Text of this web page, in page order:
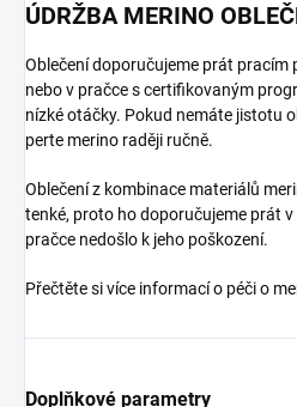
ÚDRŽBA MERINO
Oblečení doporučujeme prát pracím
nebo v pračce s certifikovaným
nízké otáčky. Pokud nemáte jistotu
perte merino raději ručně.
Oblečení z kombinace materiálů
tenké, proto ho doporučujeme prát
pračce nedošlo k jeho poškození.
Přečtěte si více informací o péči o
Doplňkové parametry